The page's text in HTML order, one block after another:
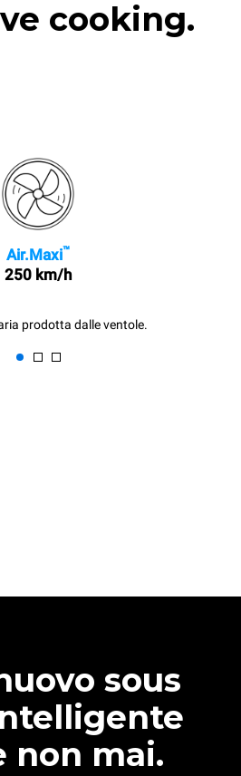
cooking.
Air.Maxi™
250 km/h
prodotta dalle ventole.
sous
non mai.